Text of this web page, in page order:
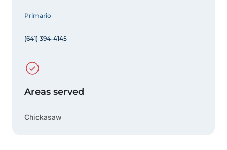
Primario
(641) 394-4145
Areas served
Chickasaw